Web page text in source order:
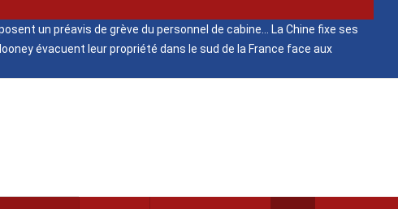
un préavis de grève du personnel de cabine
La Chine fixe ses
évacuent leur propriété dans le sud de la France face aux